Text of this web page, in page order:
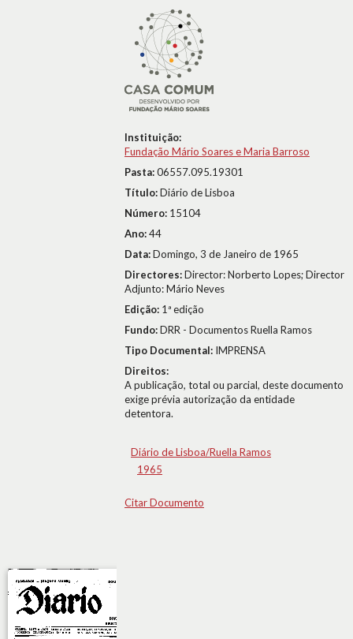
Instituição:
Fundação Mário Soares e Maria Barroso
Pasta:06557.095.19301
Título:Diário de Lisboa
Número: 15104
Ano:44
Data:Domingo, 3 de Janeiro de 1965
Directores:Director: Norberto Lopes; Director
Adjunto: Mário Neves
Edição: 1ª edição
Fundo:DRR - Documentos Ruella Ramos
Tipo Documental: IMPRENSA
Direitos:
A publicação, total ou parcial, deste documento
exige prévia autorização da entidade
detentora.
Diário de Lisboa/Ruella Ramos
1965
Citar Documento